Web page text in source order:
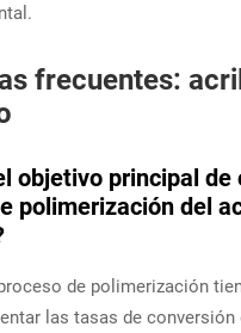
frecuentes:
objetivo principal de
polimerización del
de polimerización
las tasas de conversión